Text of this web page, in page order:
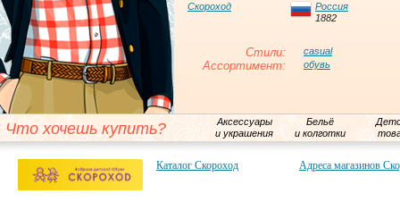
Скороход
Россия
1882
Стили: casual
Ассортимент: обувь
Что хочешь купить?
Аксессуары
и украшения
Бельё
и колготки
Каталог Скороход Адреса магазинов